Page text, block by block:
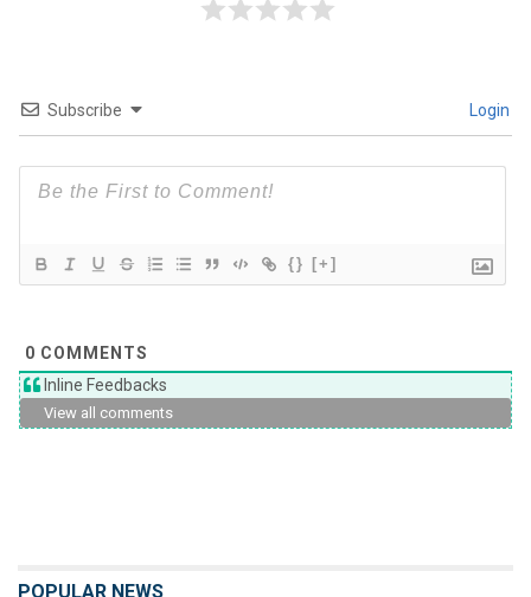
Subscribe Login
{} [+]
0 COMMENTS
Inline Feedbacks
View all comments
POPULAR NEWS